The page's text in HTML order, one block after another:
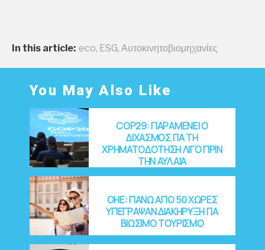
In this article: eco, ESG, Αυτοκινητοβιομηχανίες
You May Also Like
COP29: ΠΑΡΑΜΕΝΕΙ Ο
ΔΙΧΑΣΜΟΣ ΓΙΑ ΤΗ
ΧΡΗΜΑΤΟΔΟΤΗΣΗ ΛΙΓΟ ΠΡΙΝ
ΤΗΝ ΑΥΛΑΙΑ
OHE: ΠΑΝΩ ΑΠΟ 50 ΧΩΡΕΣ
ΥΠΕΓΡΑΨΑΝ ΔΙΑΚΗΡΥΞΗ ΓΙΑ
ΒΙΩΣΙΜΟ ΤΟΥΡΙΣΜΟ